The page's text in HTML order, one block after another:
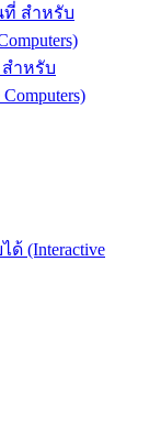
สำหรับ
ำหรับ
(Interactive